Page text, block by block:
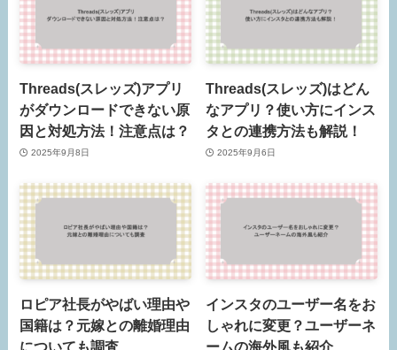
Threads(スレッズ)アプリ
がダウンロードできない原
因と対処方法！注意点は？
2025年9月8日
Threads(スレッズ)はどん
なアプリ？使い方にインス
タとの連携方法も解説！
2025年9月6日
ロピア社長がやばい理由や
国籍は？元嫁との離婚理由
についても調査
インスタのユーザー名をお
しゃれに変更？ユーザーネ
ームの海外風も紹介